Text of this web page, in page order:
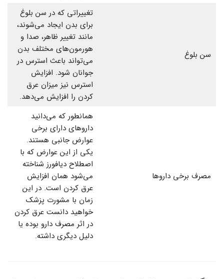
سن بلوغ
تغییراتی که در سن بلوغ
برای بدن ایجاد می‌شوند،
مانند تغییر ظاهر، صدا و
هورمون‌های مختلف بدن
می‌تواند باعث استرس در
جوانان شود. افزایش
استرس نیز میزان عرق
کردن را افزایش می‌دهد.
مصرف برخی داروها
همانطور که می‌دانید
داروهای دارای برخی
عوارض جانبی هستند.
یکی از این عوارض که با
اصطلاح دیافورز شناخته
می‌شود همان افزایش
عرق کردن است. در این
زمان با مشورت پزشک
خواهید دانست عرق کردن
در اثر مصرف دارو بوده یا
دلیل دیگری داشته.